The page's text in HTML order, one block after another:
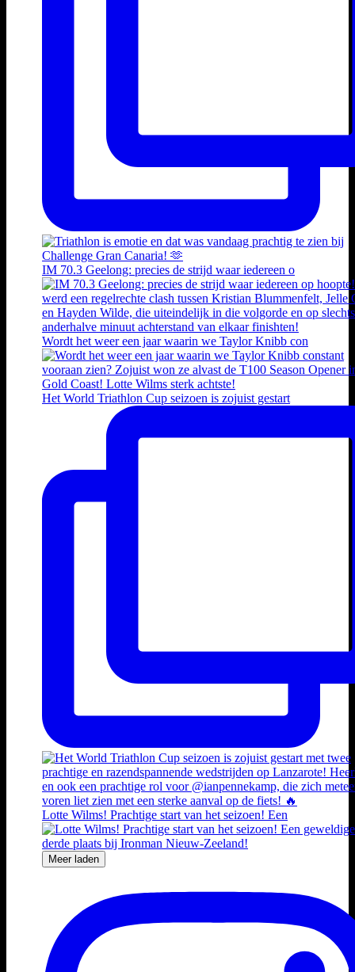
IM 70.3 Geelong: precies de strijd waar iedereen o
Wordt het weer een jaar waarin we Taylor Knibb con
Het World Triathlon Cup seizoen is zojuist gestart
Lotte Wilms! Prachtige start van het seizoen! Een
Meer laden